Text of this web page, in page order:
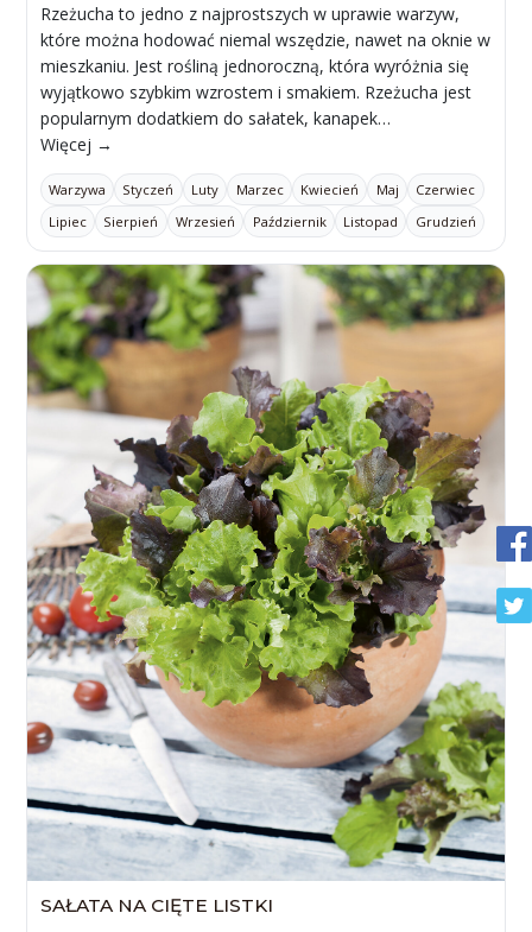
Rzeżucha to jedno z najprostszych w uprawie warzyw,
które można hodować niemal wszędzie, nawet na oknie w
mieszkaniu. Jest rośliną jednoroczną, która wyróżnia się
wyjątkowo szybkim wzrostem i smakiem. Rzeżucha jest
popularnym dodatkiem do sałatek, kanapek…
Więcej →
Warzywa Styczeń Luty Marzec Kwiecień Maj
Czerwiec
Lipiec
Sierpień Wrzesień Październik Listopad Grudzień
SAŁATA NA CIĘTE LISTKI